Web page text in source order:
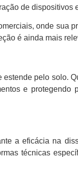
de dispositivos
onde sua
é ainda mais
pelo solo.
e protegendo
a eficácia na
técnicas